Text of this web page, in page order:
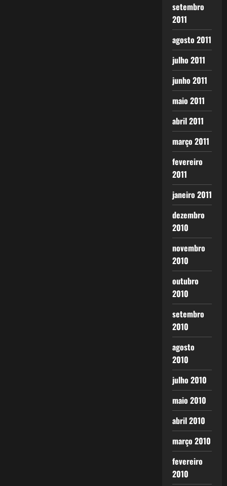
setembro
2011
agosto 2011
julho 2011
junho 2011
maio 2011
abril 2011
março 2011
fevereiro
2011
janeiro 2011
dezembro
2010
novembro
2010
outubro
2010
setembro
2010
agosto
2010
julho 2010
maio 2010
abril 2010
março 2010
fevereiro
2010